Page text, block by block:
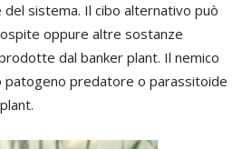
sistema. Il cibo alternativo può
oppure altre sostanze
dal banker plant. Il nemico
patogeno predatore o parassitoide